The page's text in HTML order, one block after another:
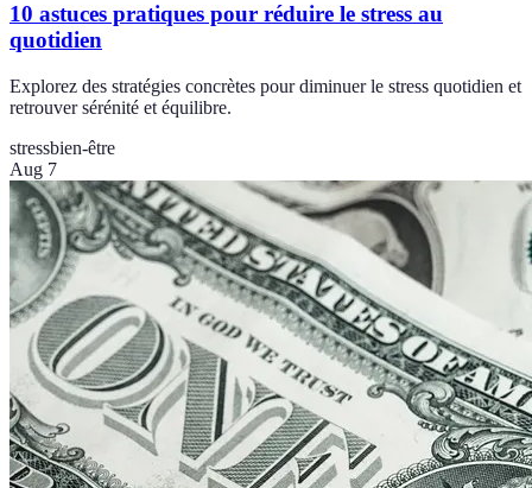
10 astuces pratiques pour réduire le stress au
quotidien
Explorez des stratégies concrètes pour diminuer le stress quotidien et
retrouver sérénité et équilibre.
stressbien-être
Aug 7